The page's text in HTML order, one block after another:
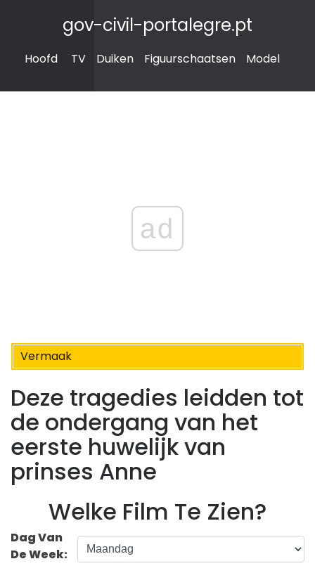
gov-civil-portalegre.pt
Hoofd TV Duiken Figuurschaatsen Model
ad
Vermaak
Deze tragedies leidden tot
de ondergang van het
eerste huwelijk van
prinses Anne
Welke Film Te Zien?
Dag Van
De Week: